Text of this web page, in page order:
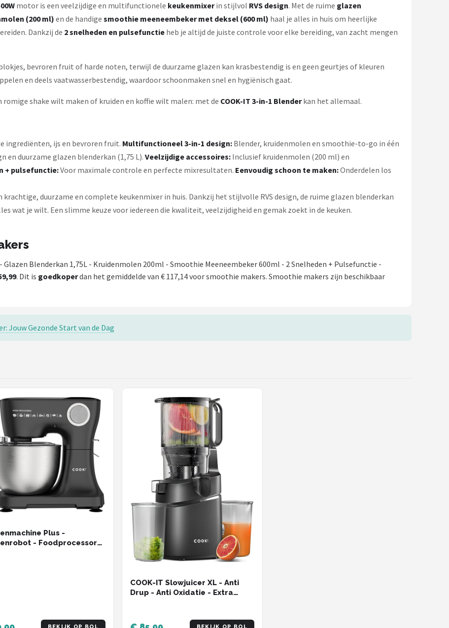
motor is een veelzijdige en multifunctionele keukenmixerin stijlvol RVS design. Met de ruime glazen
(200 ml) en de handige smoothie meeneembeker met deksel (600 ml) haal je alles in huis om heerlijke
Dankzij de 2 snelheden en pulsefunctie heb je altijd de juiste controle voor elke bereiding, van zacht mengen
bevroren fruit of harde noten, terwijl de duurzame glazen kan krasbestendig is en geen geurtjes of kleuren
en deels vaatwasserbestendig, waardoor schoonmaken snel en hygiënisch gaat.
shake wilt maken of kruiden en koffie wilt malen: met de COOK-IT 3-in-1 Blenderkan het allemaal.
ingrediënten, ijs en bevroren fruit. Multifunctioneel 3-in-1 design: Blender, kruidenmolen en smoothie-to-go in één
en duurzame glazen blenderkan (1,75 L). Veelzijdige accessoires: Inclusief kruidenmolen (200 ml) en
+ pulsefunctie:Voor maximale controle en perfecte mixresultaten. Eenvoudig schoon te maken:Onderdelen los
krachtige, duurzame en complete keukenmixer in huis. Dankzij het stijlvolle RVS design, de ruime glazen blenderkan
wat je wilt. Een slimme keuze voor iedereen die kwaliteit, veelzijdigheid en gemak zoekt in de keuken.
Glazen Blenderkan 1,75L - Kruidenmolen 200ml - Smoothie Meeneembeker 600ml - 2 Snelheden + Pulsefunctie -
. Dit is goedkoperdan het gemiddelde van € 117,14 voor smoothie makers. Smoothie makers zijn beschikbaar
Jouw Gezonde Start van de Dag
Plus -
- Foodprocessor
COOK-IT Slowjuicer XL - Anti
Drup - Anti Oxidatie - Extra